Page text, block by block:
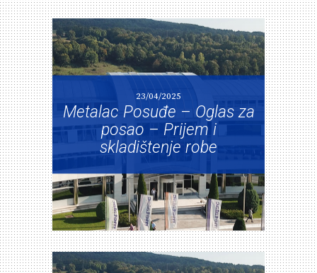
23/04/2025
Metalac Posuđe – Oglas za
posao – Prijem i
skladištenje robe